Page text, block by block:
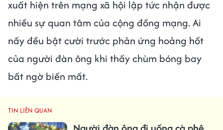
xuất hiện trên mạng xã hội lập tức nhận được
nhiều sự quan tâm của cộng đồng mạng. Ai
nấy đều bật cười trước phản ứng hoảng hốt
của người đàn ông khi thấy chùm bóng bay
bất ngờ biến mất.
TIN LIÊN QUAN